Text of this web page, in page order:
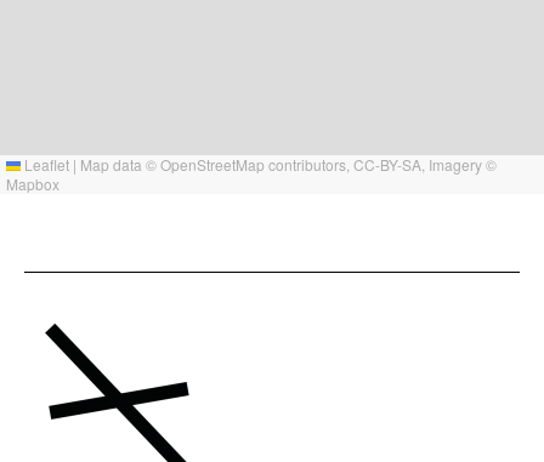
Leaflet | Map data ©OpenStreetMap contributors, CC-BY-SA , Imagery ©
Mapbox